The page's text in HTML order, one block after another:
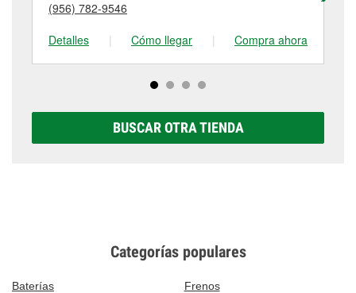
tienda #1722 para obtener más información.
(956) 782-9546
Detalles
| Cómo llegar | Compra ahora
BUSCAR OTRA TIENDA
Categorías populares
Baterías
Frenos